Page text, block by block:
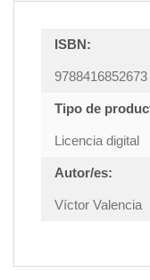
ISBN:
9788416852673
Tipo de
Licencia digital
Autor/es:
Víctor Valencia